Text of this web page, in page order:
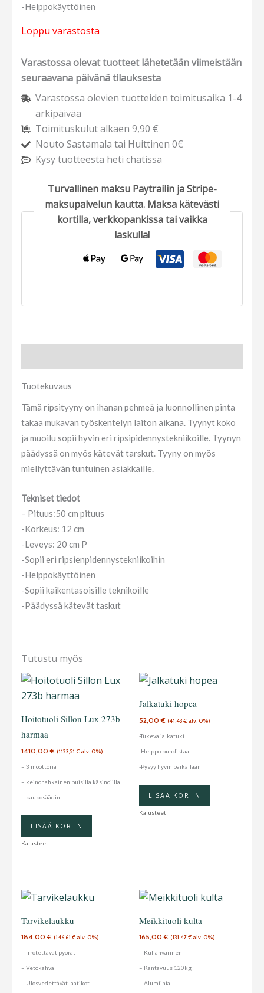
-Helppokäyttöinen
Loppu varastosta
Varastossa olevat tuotteet lähetetään viimeistään
seuraavana päivänä tilauksesta
Varastossa olevien tuotteiden toimitusaika 1-4
arkipäivää
Toimituskulut alkaen 9,90 €
Nouto Sastamala tai Huittinen 0€
Kysy tuotteesta heti chatissa
Turvallinen maksu Paytrailin ja Stripe-
maksupalvelun kautta. Maksa kätevästi
kortilla, verkkopankissa tai vaikka
laskulla!
Tuotekuvaus
Tämä ripsityyny on ihanan pehmeä ja luonnollinen pinta
takaa mukavan työskentelyn laiton aikana. Tyynyt koko
ja muoilu sopii hyvin eri ripsipidennystekniikoille. Tyynyn
päädyssä on myös kätevät tarskut. Tyyny on myös
miellyttävän tuntuinen asiakkaille.
Tekniset tiedot
– Pituus:50 cm pituus
-Korkeus: 12 cm
-Leveys: 20 cm P
-Sopii eri ripsienpidennystekniikoihin
-Helppokäyttöinen
-Sopii kaikentasoisille teknikoille
-Päädyssä kätevät taskut
Tutustu myös
Hoitotuoli Sillon Lux 273b
harmaa
1410,00€ (1123,51 € alv. 0%)
– 3 moottoria
– keinonahkainen puisilla käsinojilla
– kaukosäädin
LISÄÄ KORIIN
Kalusteet
Jalkatuki hopea
52,00€ (41,43€ alv. 0%)
-Tukeva jalkatuki
-Helppo puhdistaa
-Pysyy hyvin paikallaan
LISÄÄ KORIIN
Kalusteet
Tarvikelaukku
184,00€ (146,61 € alv. 0%)
– Irrotettavat pyörät
– Vetokahva
– Ulosvedettävät laatikot
Meikkituoli kulta
165,00€ (131,47€ alv. 0%)
– Kullanvärinen
– Kantavuus 120kg
– Alumiinia